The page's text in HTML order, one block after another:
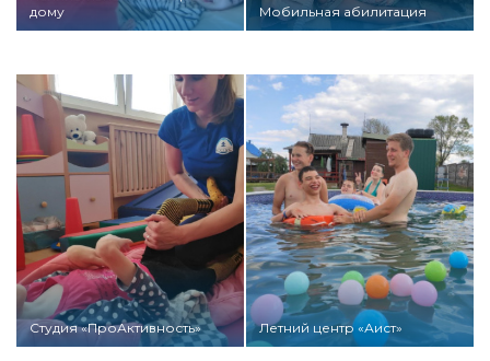
дому
Мобильная абилитация
Студия «ПроАктивность» Летний центр «Аист»